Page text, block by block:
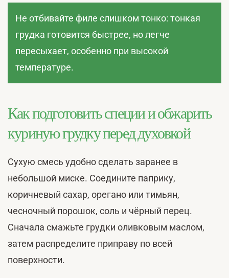
Не отбивайте филе слишком тонко: тонкая
грудка готовится быстрее, но легче
пересыхает, особенно при высокой
температуре.
Как подготовить специи и обжарить
куриную грудку перед духовкой
Сухую смесь удобно сделать заранее в
небольшой миске. Соедините паприку,
коричневый сахар, орегано или тимьян,
чесночный порошок, соль и чёрный перец.
Сначала смажьте грудки оливковым маслом,
затем распределите приправу по всей
поверхности.